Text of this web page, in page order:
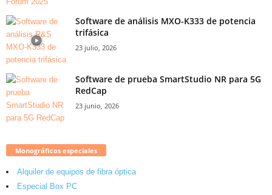
Software de análisis MXO-K333 de potencia
trifásica
23 julio, 2026
Software de prueba SmartStudio NR para 5G
RedCap
23 junio, 2026
Monográficos especiales
Alquiler de equipos de fibra óptica
Especial Box PC